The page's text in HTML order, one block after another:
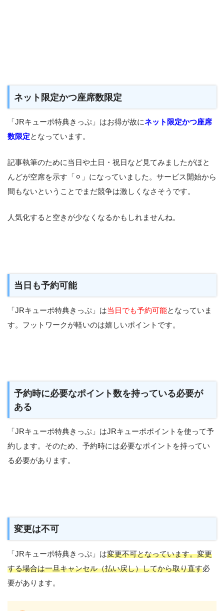
ネット限定かつ座席数限定
「JRキューポ特典きっぷ」はお得が故にネット限定かつ座席
数限定となっています。
記事執筆のために当日や土日・祝日など見てみましたがほと
んどが空席を示す「⚪︎」になっていました。サービス開始から
間もないということでまだ競争は激しくなさそうです。
人気化すると空きが少なくなるかもしれませんね。
当日も予約可能
「JRキューポ特典きっぷ」は当日でも予約可能となっていま
す。フットワークが軽いのは嬉しいポイントです。
予約時に必要なポイント数を持っている必要が
ある
「JRキューポ特典きっぷ」はJRキューポポイントを使って予
約します。そのため、予約時には必要なポイントを持ってい
る必要があります。
変更は不可
「JRキューポ特典きっぷ」は変更不可となっています。変更
する場合は一旦キャンセル（払い戻し）してから取り直す必
要があります。